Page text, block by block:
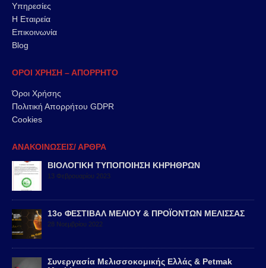
Υπηρεσίες
Η Εταιρεία
Επικοινωνία
Blog
ΟΡΟΙ ΧΡΗΣΗ – ΑΠΟΡΡΗΤΟ
Όροι Χρήσης
Πολιτική Απορρήτου GDPR
Cookies
ΑΝΑΚΟΙΝΩΣΕΙΣ/ ΑΡΘΡΑ
ΒΙΟΛΟΓΙΚΗ ΤΥΠΟΠΟΙΗΣΗ ΚΗΡΗΘΡΩΝ
13 Φεβρουαρίου 2023
13ο ΦΕΣΤΙΒΑΛ ΜΕΛΙΟΥ & ΠΡΟΪΟΝΤΩΝ ΜΕΛΙΣΣΑΣ
28 Νοεμβρίου 2022
Συνεργασία Μελισσοκομικής Ελλάς & Petmak